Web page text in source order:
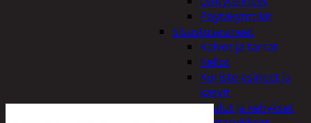
Pöytäkynttilät
Sisustusesineet
Kalvot ja tarrat
Kellot
Koriste-esineet ja
kasvit
Taulut ja kehykset